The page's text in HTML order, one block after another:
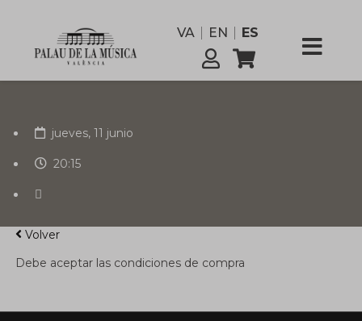
VA EN ESComisión
Servicios
jueves, 11 junio
20:15
Volver
Debe aceptar las condiciones de compra